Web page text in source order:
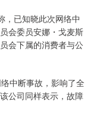
已知晓此次网络中
会委员安娜・戈麦斯
会下属的消费者与公
中断事故，影响了全
公司同样表示，故障